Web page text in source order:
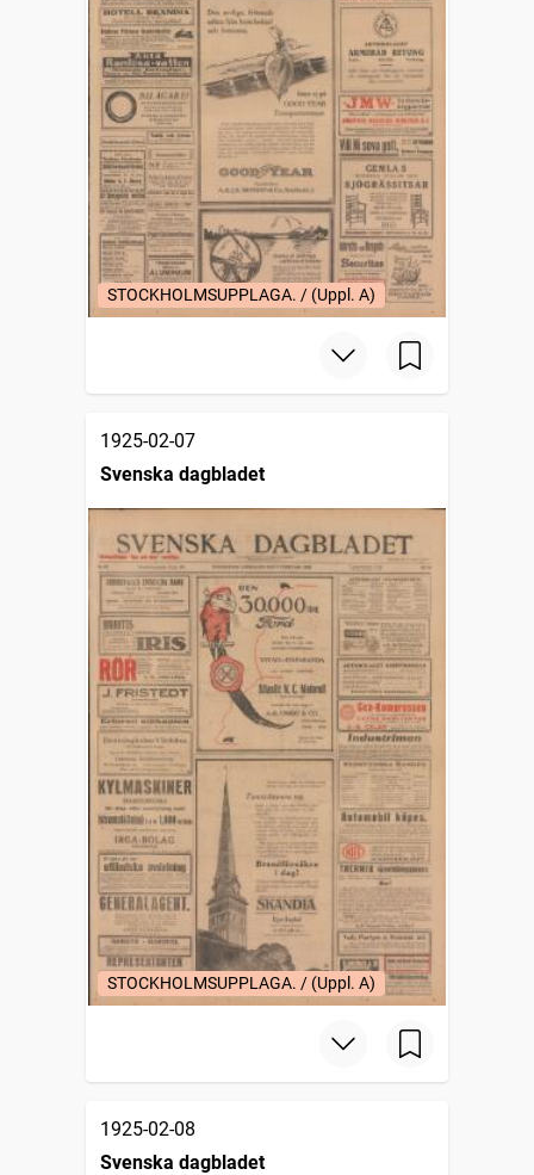
STOCKHOLMSUPPLAGA. / (Uppl. A)
1925-02-07
Svenska dagbladet
STOCKHOLMSUPPLAGA. / (Uppl. A)
1925-02-08
Svenska dagbladet